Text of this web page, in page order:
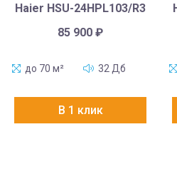
Haier HSU-24HPL103/R3
85 900₽
до 70 м² 32 Дб
В 1 клик